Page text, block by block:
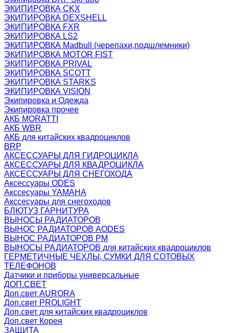
ЭКИПИРОВКА CKX
ЭКИПИРОВКА DEXSHELL
ЭКИПИРОВКА FXR
ЭКИПИРОВКА LS2
ЭКИПИРОВКА Madbull (черепахи,подшлемники)
ЭКИПИРОВКА MOTOR FIST
ЭКИПИРОВКА PRIVAL
ЭКИПИРОВКА SCOTT
ЭКИПИРОВКА STARKS
ЭКИПИРОВКА VISION
Экипировка и Одежда
Экипировка прочее
АКБ MORATTI
АКБ WBR
АКБ для китайских квадроциклов
BRP
АКСЕССУАРЫ ДЛЯ ГИДРОЦИКЛА
АКСЕССУАРЫ ДЛЯ КВАДРОЦИКЛА
АКСЕССУАРЫ ДЛЯ СНЕГОХОДА
Аксессуары ODES
Акссесуары YAMAHA
Акссесуары для снегоходов
БЛЮТУЗ ГАРНИТУРА
ВЫНОСЫ РАДИАТОРОВ
ВЫНОС РАДИАТОРОВ AODES
ВЫНОС РАДИАТОРОВ РМ
ВЫНОСЫ РАДИАТОРОВ для китайских квадроциклов
ГЕРМЕТИЧНЫЕ ЧЕХЛЫ, СУМКИ ДЛЯ СОТОВЫХ
ТЕЛЕФОНОВ
Датчики и приборы универсальные
ДОП.СВЕТ
Доп.свет AURORA
Доп.свет PROLIGHT
Доп.свет для китайских квадроциклов
Доп.свет Корея
ЗАЩИТА